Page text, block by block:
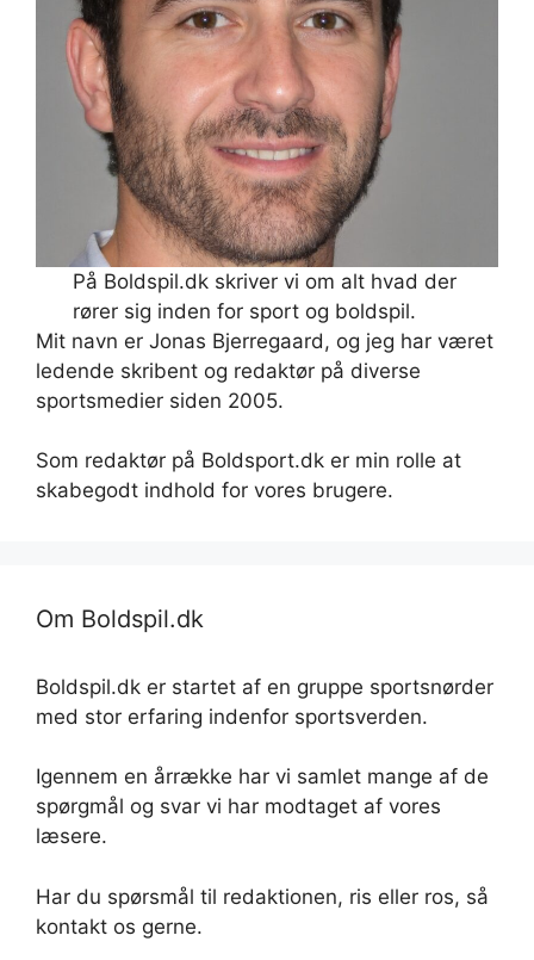
På Boldspil.dk skriver vi om alt hvad der
rører sig inden for sport og boldspil.
Mit navn er Jonas Bjerregaard, og jeg har været
ledende skribent og redaktør på diverse
sportsmedier siden 2005.
Som redaktør på Boldsport.dk er min rolle at
skabegodt indhold for vores brugere.
Om Boldspil.dk
Boldspil.dk er startet af en gruppe sportsnørder
med stor erfaring indenfor sportsverden.
Igennem en årrække har vi samlet mange af de
spørgmål og svar vi har modtaget af vores
læsere.
Har du spørsmål til redaktionen, ris eller ros, så
kontakt os gerne.